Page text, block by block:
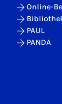
Online-
PAUL
PANDA